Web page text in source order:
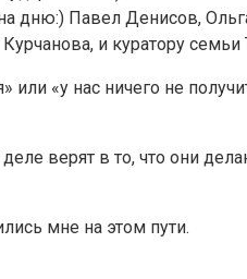
дню:) Павел Денисов,
и куратору семьи
«у нас ничего не
верят в то, что они
мне на этом пути.